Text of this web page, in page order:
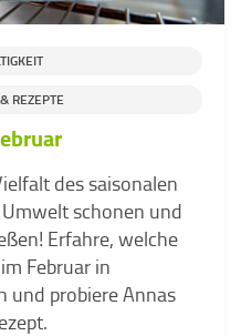
REZEPTE
des saisonalen
Umwelt schonen und
Erfahre, welche
Februar in
und probiere Annas